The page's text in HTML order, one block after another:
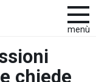
menù
chiede